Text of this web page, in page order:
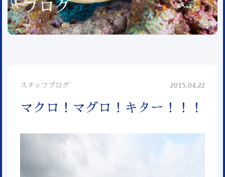
ブログ
スタッフブログ 2015.04.22
マクロ！マグロ！キター！！！